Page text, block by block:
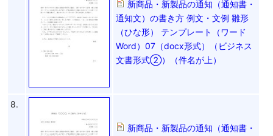
新商品・新製品の通知（通知書・
通知文）の書き方 例文・文例 雛形
（ひな形） テンプレート（ワード
Word）07（docx形式）（ビジネス
文書形式②）（件名が上）
8.
新商品・新製品の通知（通知書・